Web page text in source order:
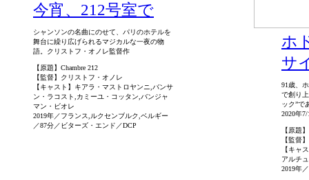
今宵、212号室で
シャンソンの名曲にのせて、パリのホテルを
舞台に繰り広げられるマジカルな一夜の物
語。クリストフ・オノレ監督作
【原題】Chambre 212
【監督】クリストフ・オノレ
【キャスト】キアラ・マストロヤンニ,バンサ
ン・ラコスト,カミーユ・コッタン,バンジャ
マン・ビオレ
2019年／フランス,ルクセンブルク,ベルギー
／87分／ビターズ・エンド／DCP
ホ
サ
91歳、
で創り
ック”で
2020年
【原題
【監督
【キャ
アルチ
2019年